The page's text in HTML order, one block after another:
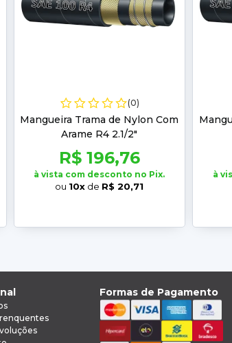
(0)
Mangueira Trama de Nylon Com
Arame R4 2.1/2"
R$ 196,76
à vista com desconto no Pix.
ou 10x de R$ 20,71
à
Formas de Pagamento